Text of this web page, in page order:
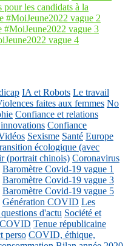
pour les candidats à la
#MoiJeune2022 vague 2
#MoiJeune2022 vague 3
vague 4
IA et Robots Le travail
faites aux femmes No
Confiance et relations
Confiance
Sexisme Santé Europe
écologique (avec
(portrait chinois) Coronavirus
Baromètre Covid-19 vague 1
Baromètre Covid-19 vague 3
Baromètre Covid-19 vague 5
Génération COVID Les
d'actu Société et
COVID Tenue républicaine
perso COVID, éthique,